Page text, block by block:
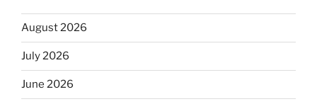
August 2026
July 2026
June 2026